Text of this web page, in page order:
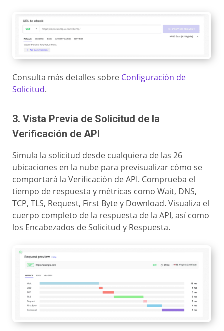
Consulta más detalles sobre Configuración de
Solicitud.
3. Vista Previa de Solicitud de la
Verificación de API
Simula la solicitud desde cualquiera de las 26
ubicaciones en la nube para previsualizar cómo se
comportará la Verificación de API. Comprueba el
tiempo de respuesta y métricas como Wait, DNS,
TCP, TLS, Request, First Byte y Download. Visualiza el
cuerpo completo de la respuesta de la API, así como
los Encabezados de Solicitud y Respuesta.